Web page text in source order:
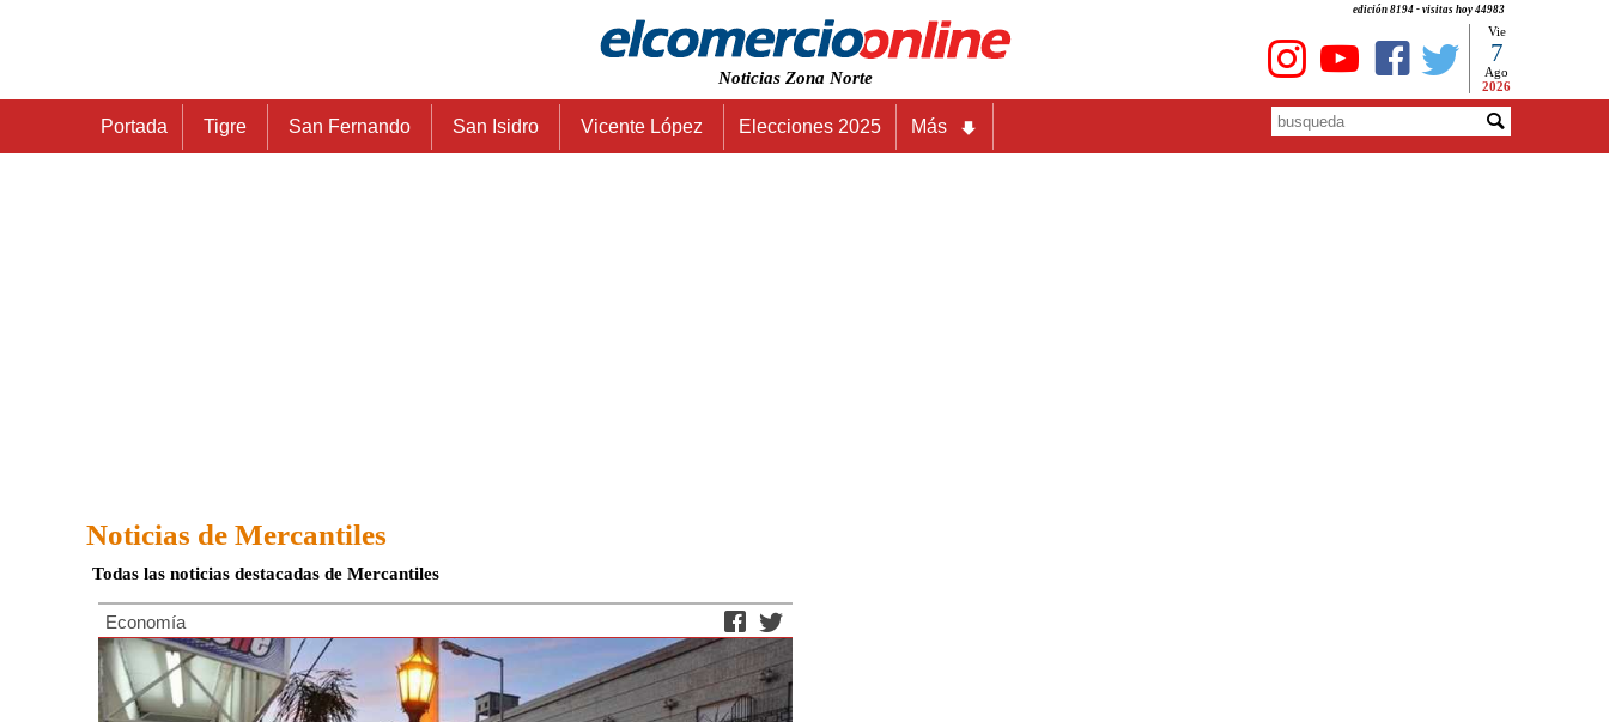
edición 8194 - visitas hoy 44983
Noticias Zona Norte
Vie
7
Ago
2026
Portada Tigre San Fernando San Isidro Vicente López Elecciones 2025 Más
Noticias de Mercantiles
Todas las noticias destacadas de Mercantiles
Economía